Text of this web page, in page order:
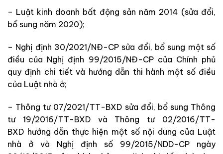
– Luật kinh doanh bất động sản năm 2014 (sửa đổi,
bổ sung năm 2020);
– Nghị định 30/2021/NĐ-CP sửa đổi, bổ sung một số
điều của Nghị định 99/2015/NĐ-CP của Chính phủ
quy định chi tiết và hướng dẫn thi hành một số điều
của Luật nhà ở;
– Thông tư 07/2021/TT-BXD sửa đổi, bổ sung Thông
tư 19/2016/TT-BXD và Thông tư 02/2016/TT-
BXD hướng dẫn thực hiện một số nội dung của Luật
nhà ở và Nghị định số 99/2015/NDD-CP ngày